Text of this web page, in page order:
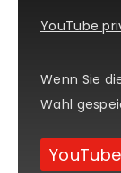
YouTube
Wenn Sie
Wahl